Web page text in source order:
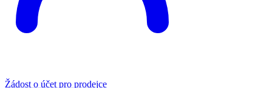
Žádost o účet pro prodejce